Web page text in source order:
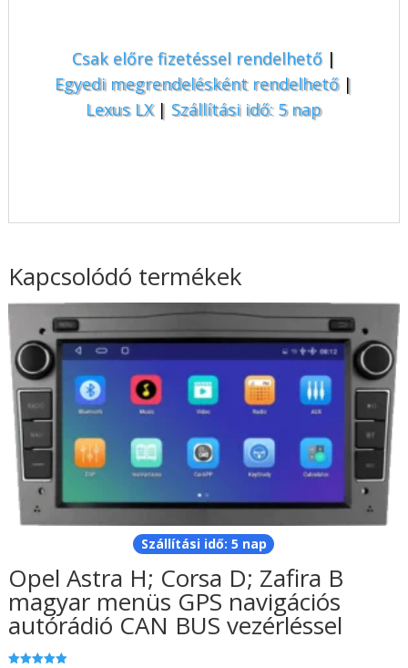
Csak előre fizetéssel rendelhető|
Egyedi megrendelésként rendelhető|
Lexus LX| Szállítási idő: 5 nap
Kapcsolódó termékek
Szállítási idő: 5 nap
Opel Astra H; Corsa D; Zafira B
magyar menüs GPS navigációs
autórádió CAN BUS vezérléssel